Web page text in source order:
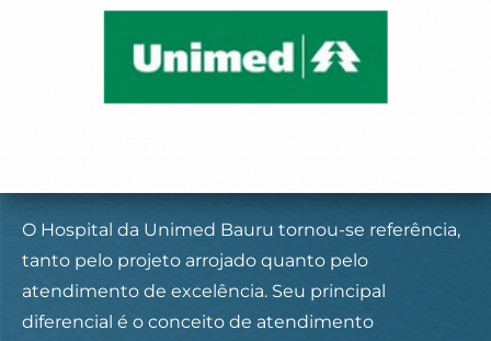
O Hospital da Unimed Bauru tornou-se referência,
tanto pelo projeto arrojado quanto pelo
atendimento de excelência. Seu principal
diferencial é o conceito de atendimento